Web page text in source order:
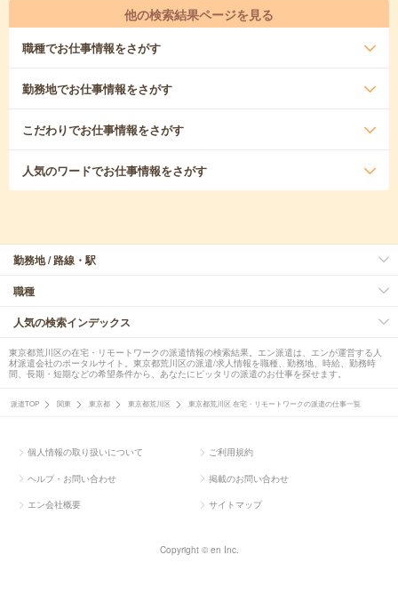
他の検索結果ページを見る
職種でお仕事情報をさがす
勤務地でお仕事情報をさがす
こだわりでお仕事情報をさがす
人気のワードでお仕事情報をさがす
勤務地 / 路線・駅
職種
人気の検索インデックス
東京都荒川区の在宅・リモートワークの派遣情報の検索結果。エン派遣は、エンが運営する人
材派遣会社のポータルサイト。東京都荒川区の派遣/求人情報を職種、勤務地、時給、勤務時
間、長期・短期などの希望条件から、あなたにピッタリの派遣のお仕事を探せます。
派遣TOP 関東 東京都 東京都荒川区 東京都荒川区 在宅・リモートワークの派遣の仕事一覧
個人情報の取り扱いについて ご利用規約
ヘルプ・お問い合わせ 掲載のお問い合わせ
エン会社概要 サイトマップ
Copyright © en Inc.